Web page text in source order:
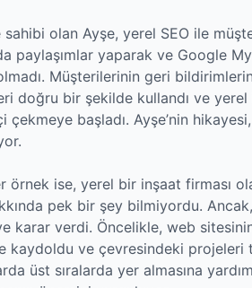
olan Ayşe, yerel SEO ile
paylaşımlar yaparak ve Google
Müşterilerinin geri
doğru bir şekilde kullandı ve
çekmeye başladı. Ayşe’nin
örnek ise, yerel bir inşaat firması
pek bir şey bilmiyordu.
karar verdi. Öncelikle, web
kaydoldu ve çevresindeki projeleri
üst sıralarda yer almasına